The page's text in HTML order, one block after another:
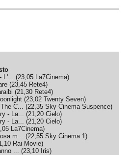
L'... (23,05 La7Cinema)
(23,45 Rete4)
(21,30 Rete4)
(23,02 Twenty Seven)
C... (22,35 Sky Cinema Suspence)
- La... (21,20 Cielo)
- La... (21,20 Cielo)
La7Cinema)
m... (22,55 Sky Cinema 1)
Rai Movie)
... (23,10 Iris)